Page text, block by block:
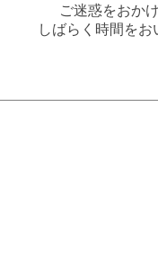
ご迷惑をおか
しばらく時間を